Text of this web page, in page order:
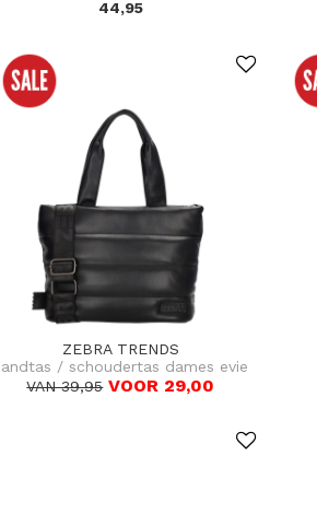
44,95
ZEBRA TRENDS
/ schoudertas dames evie
VAN 39,95 VOOR 29,00